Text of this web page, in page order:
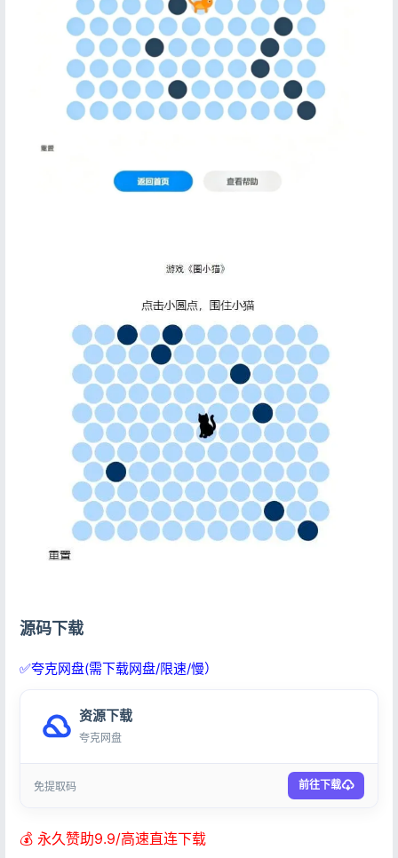
源码下载
✅夸克网盘(需下载网盘/限速/慢）
资源下载
夸克网盘
免提取码 前往下载
💰 永久赞助9.9/高速直连下载